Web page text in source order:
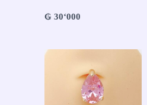
₲30‘000